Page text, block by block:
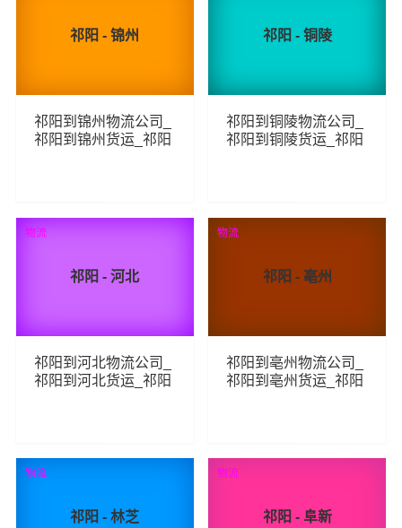
祁阳 - 锦州
祁阳到锦州物流公司_
祁阳到锦州货运_祁阳
70 查看详细
祁阳 - 铜陵
祁阳到铜陵物流公司_
祁阳到铜陵货运_祁阳
92 查看详细
祁阳 - 河北
祁阳到河北物流公司_
祁阳到河北货运_祁阳
137 查看详细
物流
祁阳 - 亳州
祁阳到亳州物流公司_
祁阳到亳州货运_祁阳
85 查看详细
物流
祁阳 - 林芝
物流
祁阳 - 阜新
物流